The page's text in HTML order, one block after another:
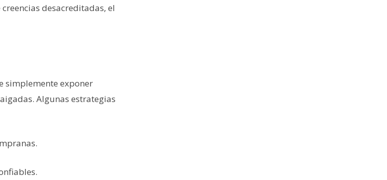
desacreditadas, el
simplemente exponer
Algunas estrategias